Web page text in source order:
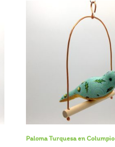
Paloma Turquesa en Columpio